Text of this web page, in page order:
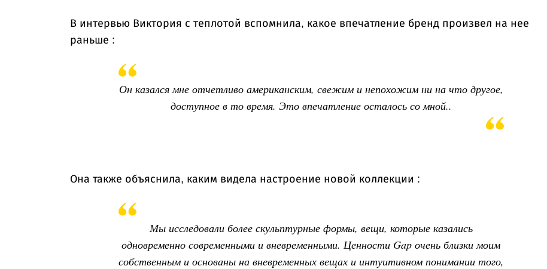
В интервью Виктория с теплотой вспомнила, какое впечатление бренд произвел на нее
раньше :
Он казался мне отчетливо американским, свежим и непохожим ни на что другое,
доступное в то время. Это впечатление осталось со мной..
Она также объяснила, каким видела настроение новой коллекции :
Мы исследовали более скульптурные формы, вещи, которые казались
одновременно современными и вневременными. Ценности Gap очень близки моим
собственным и основаны на вневременных вещах и интуитивном понимании того,